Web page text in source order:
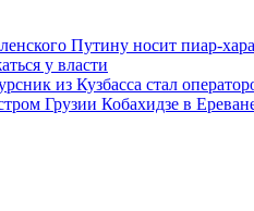
Путину носит пиар-
у власти
из Кузбасса стал
Грузии Кобахидзе в